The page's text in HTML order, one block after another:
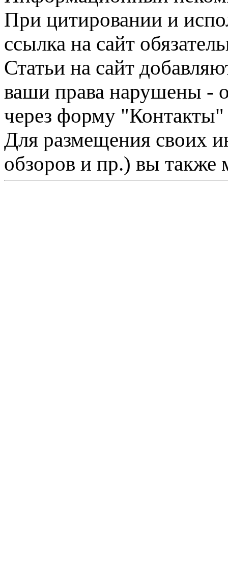
При цитировании и
ссылка на сайт
Статьи на сайт
ваши права нарушены -
через форму "Контакты"
Для размещения своих
обзоров и пр.) вы также